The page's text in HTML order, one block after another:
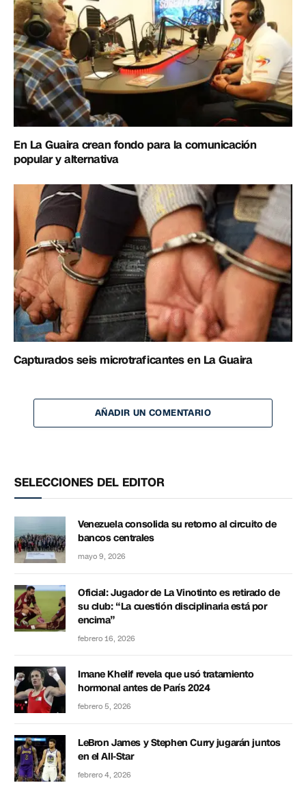
En La Guaira crean fondo para la comunicación
popular y alternativa
Capturados seis microtraficantes en La Guaira
AÑADIR UN COMENTARIO
SELECCIONES DEL EDITOR
Venezuela consolida su retorno al circuito de
bancos centrales
mayo 9, 2026
Oficial: Jugador de La Vinotinto es retirado de
su club: “La cuestión disciplinaria está por
encima”
febrero 16, 2026
Imane Khelif revela que usó tratamiento
hormonal antes de París 2024
febrero 5, 2026
LeBron James y Stephen Curry jugarán juntos
en el All-Star
febrero 4, 2026